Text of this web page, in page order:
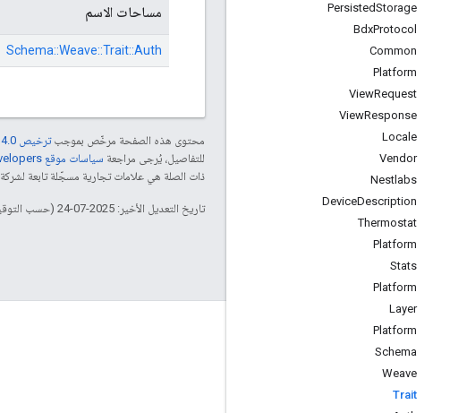
PersistedStorage
BdxProtocol
Common
Platform
ViewRequest
ViewResponse
Locale
Vendor
Nestlabs
DeviceDescription
Thermostat
Platform
Stats
Platform
Layer
Platform
Schema
Weave
Trait
مساحات الاسم
Schema::Weave::Trait::Auth
محتوى هذه الصفحة مرخّص بموجبترخيص Creative Commons Attribution 4.0‏
للتفاصيل، يُرجى مراجعة سياسات موقع Google Developers الإلكتروني
ذات الصلة هي علامات تجارية مسجّلة تابعة لشركة Thread Group ويتم استخدامها بموجب ترخيص.
تاريخ التعديل الأخير: 2025-07-24 (حسب التوقيت العالمي المتفَّق عليه)
GitHub
OpenWeave